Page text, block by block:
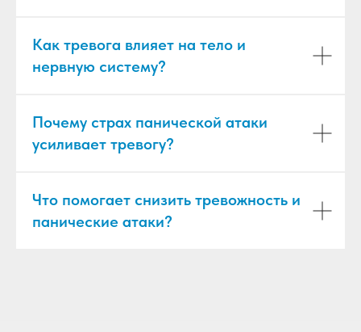
Как тревога влияет на тело и
нервную систему?
Почему страх панической атаки
усиливает тревогу?
Что помогает снизить тревожность и
панические атаки?